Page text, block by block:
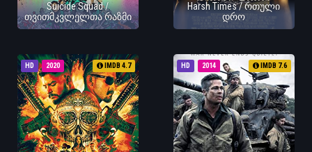
Suicide Squad /
თვითმკვლელთა რაზმი
Harsh Times / რთული
დრო
HD 2020 IMDB 4.7 HD 2014 IMDB 7.6